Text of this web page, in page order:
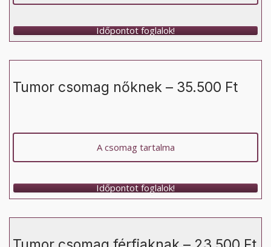
Időpontot foglalok!
Tumor csomag nőknek – 35.500 Ft
A csomag tartalma
Időpontot foglalok!